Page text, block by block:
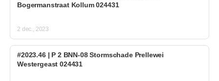
Bogermanstraat Kollum 024431
2 dec., 2023
#2023.46 | P 2 BNN-08 Stormschade Prellewei
Westergeast 024431